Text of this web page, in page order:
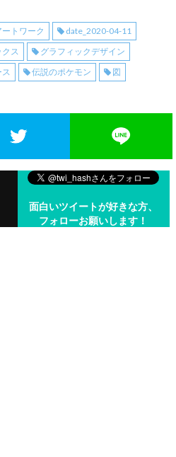
ートワーク
date_2020-04-11
ス
グラフィックデザイン
伝説のポケモン
図
でシェア Twitterでシェア
面白いツイートが好きな方、
フォローお願いします！